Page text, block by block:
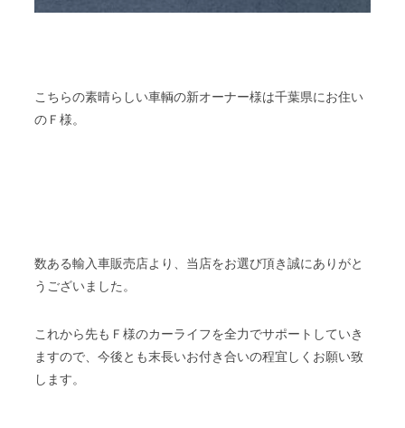
こちらの素晴らしい車輌の新オーナー様は千葉県にお住い
のＦ様。
数ある輸入車販売店より、当店をお選び頂き誠にありがと
うございました。
これから先もＦ様のカーライフを全力でサポートしていき
ますので、今後とも末長いお付き合いの程宜しくお願い致
します。